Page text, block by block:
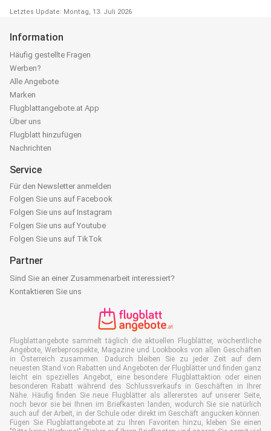
Letztes Update: Montag, 13. Juli 2026
Information
Häufig gestellte Fragen
Werben?
Alle Angebote
Marken
Flugblattangebote.at App
Über uns
Flugblatt hinzufügen
Nachrichten
Service
Für den Newsletter anmelden
Folgen Sie uns auf Facebook
Folgen Sie uns auf Instagram
Folgen Sie uns auf Youtube
Folgen Sie uns auf TikTok
Partner
Sind Sie an einer Zusammenarbeit interessiert?
Kontaktieren Sie uns
Flugblattangebote sammelt täglich die aktuellen Flugblätter, wöchentliche
Angebote, Werbeprospekte, Magazine und Lookbooks von allen Geschäften
in Österreich zusammen. Dadurch bleiben Sie zu jeder Zeit auf dem
neuesten Stand von Rabatten und Angeboten der Flugblätter und finden ganz
leicht ein spezielles Angebot, eine besondere Flugblattaktion oder einen
besonderen Rabatt während des Schlussverkaufs in Geschäften in Ihrer
Nähe. Häufig finden Sie neue Flugblätter als allererstes auf unserer Seite,
noch bevor sie bei Ihnen im Briefkasten landen, wodurch Sie sie natürlich
auch auf der Arbeit, in der Schule oder direkt im Geschäft angucken können.
Fügen Sie Flugblattangebote.at zu Ihren Favoriten hinzu, kleben Sie einen